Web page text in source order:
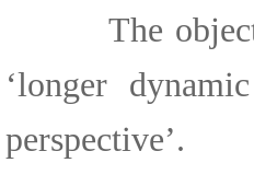
The object
‘longer
perspective’.